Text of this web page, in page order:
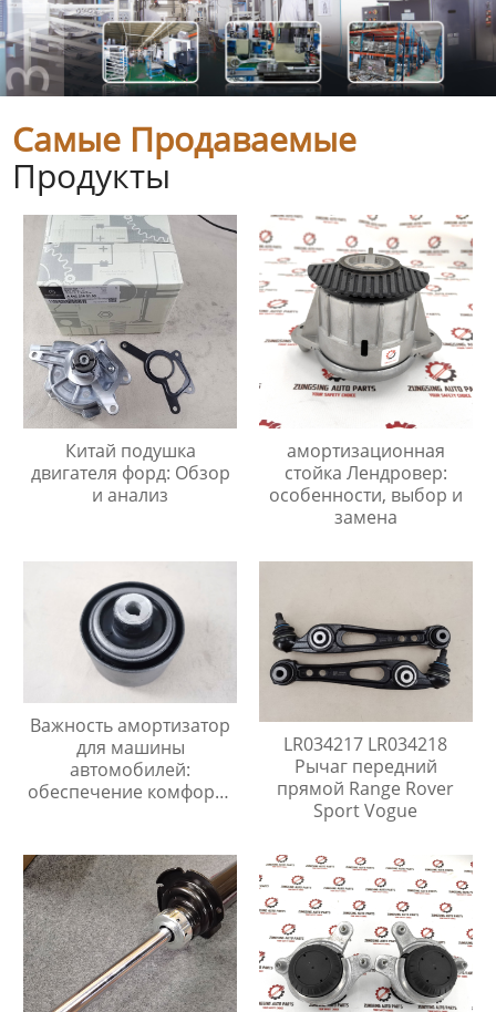
Самые Продаваемые
Продукты
Китай подушка
двигателя форд: Обзор
и анализ
амортизационная
стойка Лендровер:
особенности, выбор и
замена
Важность амортизатор
для машины
автомобилей:
обеспечение комфорта
LR034217 LR034218
Рычаг передний
прямой Range Rover
Sport Vogue